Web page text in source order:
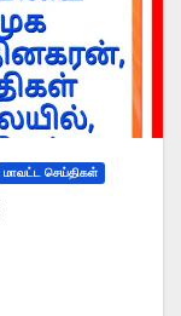
மாவட்ட செய்திகள்